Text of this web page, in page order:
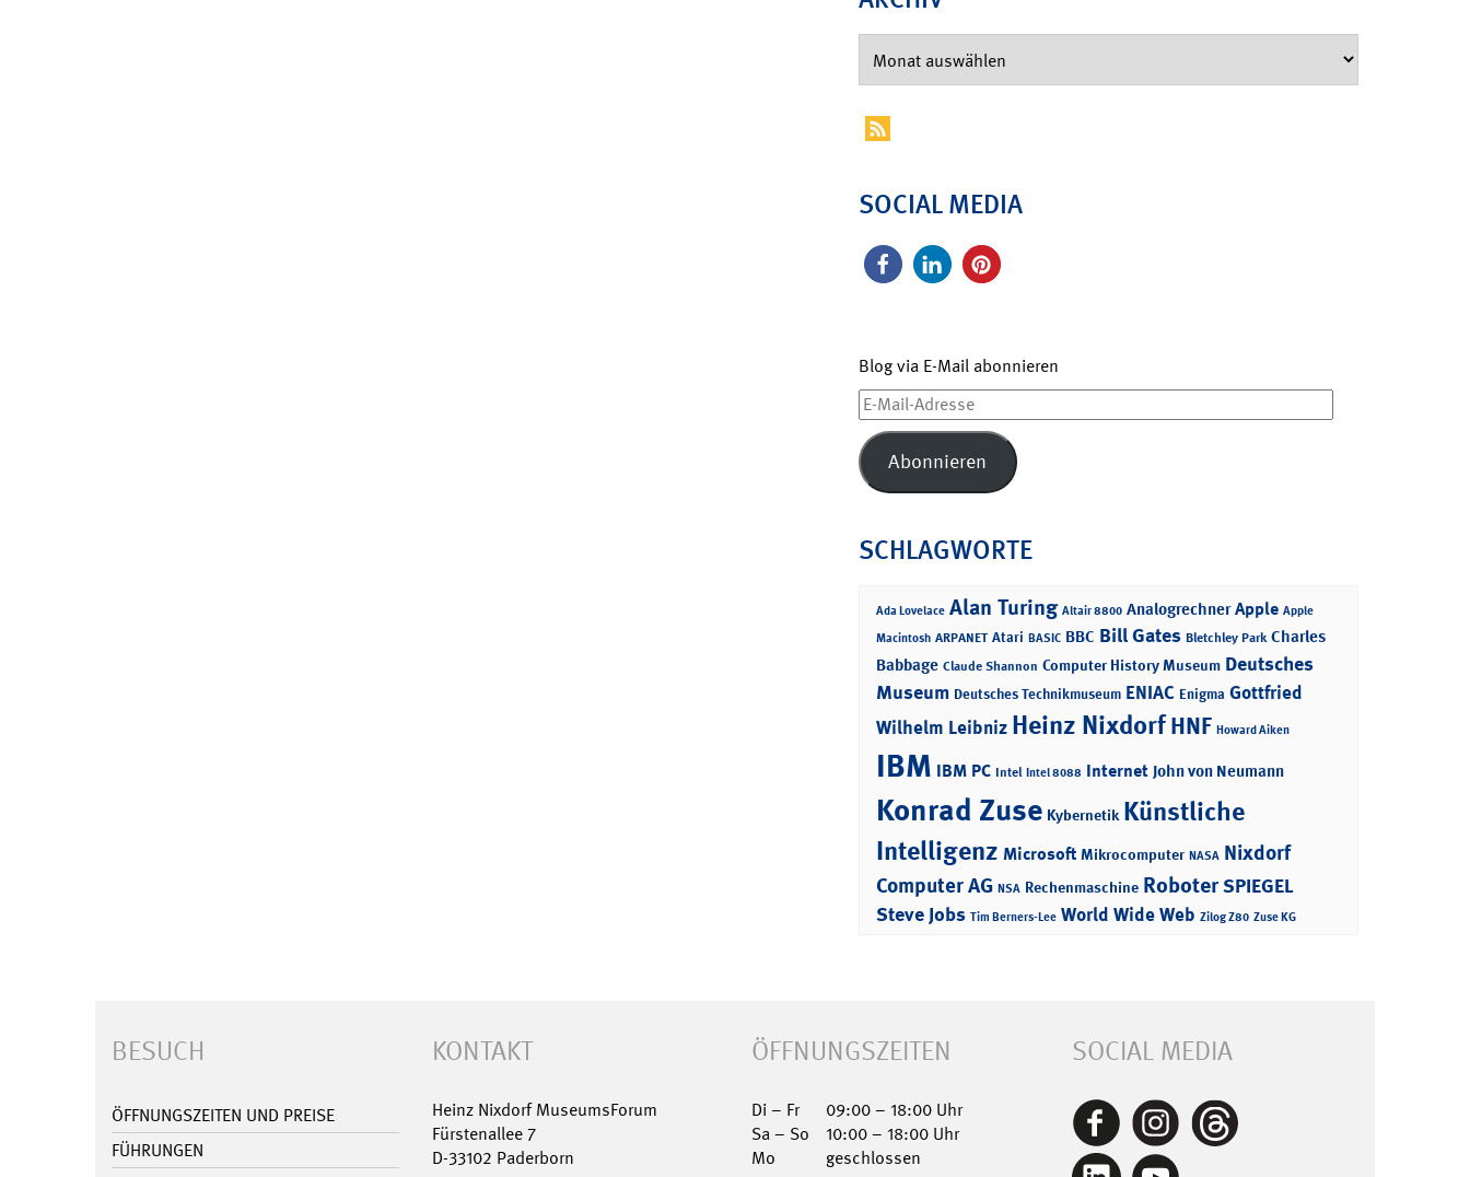
SOCIAL MEDIA
Blog via E-Mail abonnieren
E-
Mail-
Adresse
Abonnieren
SCHLAGWORTE
Ada Lovelace Alan Turing Altair 8800 Analogrechner Apple Apple
Macintosh ARPANET Atari BASIC BBC Bill Gates Bletchley Park Charles
Babbage Claude Shannon Computer History Museum Deutsches
Museum Deutsches Technikmuseum ENIAC Enigma Gottfried
Wilhelm Leibniz Heinz NixdorfHNF Howard Aiken
IBM IBM PC Intel Intel 8088 Internet John von Neumann
Konrad Zuse Kybernetik Künstliche
Intelligenz Microsoft Mikrocomputer NASA Nixdorf
Computer AG NSA Rechenmaschine RoboterSPIEGEL
Steve Jobs Tim Berners-Lee World Wide Web Zilog Z80 Zuse KG
BESUCH
ÖFFNUNGSZEITEN UND PREISE
FÜHRUNGEN
KONTAKT
Heinz Nixdorf MuseumsForum
Fürstenallee 7
D-33102 Paderborn
ÖFFNUNGSZEITEN
Di – Fr
09:00 – 18:00 Uhr
Sa – So
10:00 – 18:00 Uhr
Mo
geschlossen
SOCIAL MEDIA